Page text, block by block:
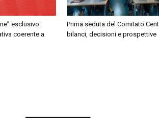
esclusivo:
coerente a
Prima seduta del Comitato
bilanci, decisioni e prospettive